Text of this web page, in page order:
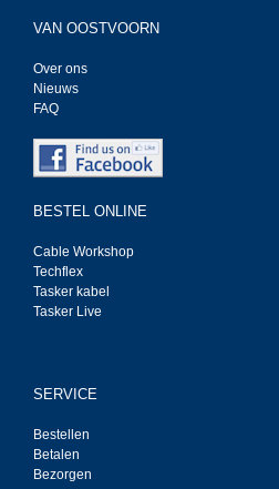
VAN OOSTVOORN
Over ons
Nieuws
FAQ
BESTEL ONLINE
Cable Workshop
Techflex
Tasker kabel
Tasker Live
SERVICE
Bestellen
Betalen
Bezorgen